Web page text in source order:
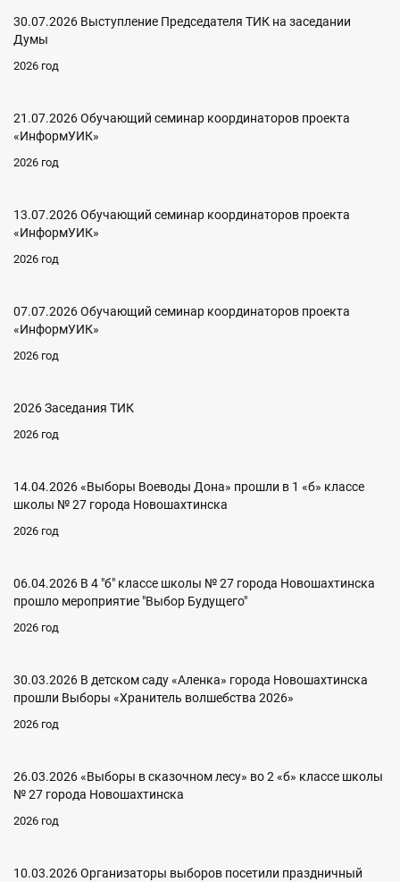
30.07.2026 Выступление Председателя ТИК на заседании
Думы
2026 год
21.07.2026 Обучающий семинар координаторов проекта
«ИнформУИК»
2026 год
13.07.2026 Обучающий семинар координаторов проекта
«ИнформУИК»
2026 год
07.07.2026 Обучающий семинар координаторов проекта
«ИнформУИК»
2026 год
2026 Заседания ТИК
2026 год
14.04.2026 «Выборы Воеводы Дона» прошли в 1 «б» классе
школы № 27 города Новошахтинска
2026 год
06.04.2026 В 4 "б" классе школы № 27 города Новошахтинска
прошло мероприятие "Выбор Будущего"
2026 год
30.03.2026 В детском саду «Аленка» города Новошахтинска
прошли Выборы «Хранитель волшебства 2026»
2026 год
26.03.2026 «Выборы в сказочном лесу» во 2 «б» классе школы
№ 27 города Новошахтинска
2026 год
10.03.2026 Организаторы выборов посетили праздничный